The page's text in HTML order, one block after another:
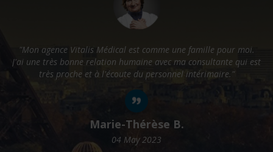
"Mon agence Vitalis Médical est comme une famille pour moi.
J'ai une très bonne relation humaine avec ma consultante qui est
très proche et à l'écoute du personnel intérimaire."
Marie-Thérèse B.
04 May 2023